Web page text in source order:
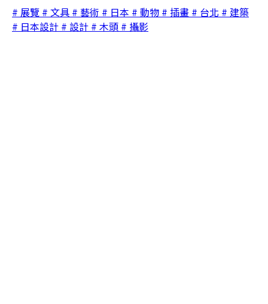
# 展覽 # 文具 # 藝術 # 日本 # 動物 # 插畫 # 台北 # 建築
# 日本設計 # 設計 # 木頭 # 攝影